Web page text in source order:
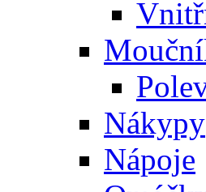
Nákypy
Nápoje